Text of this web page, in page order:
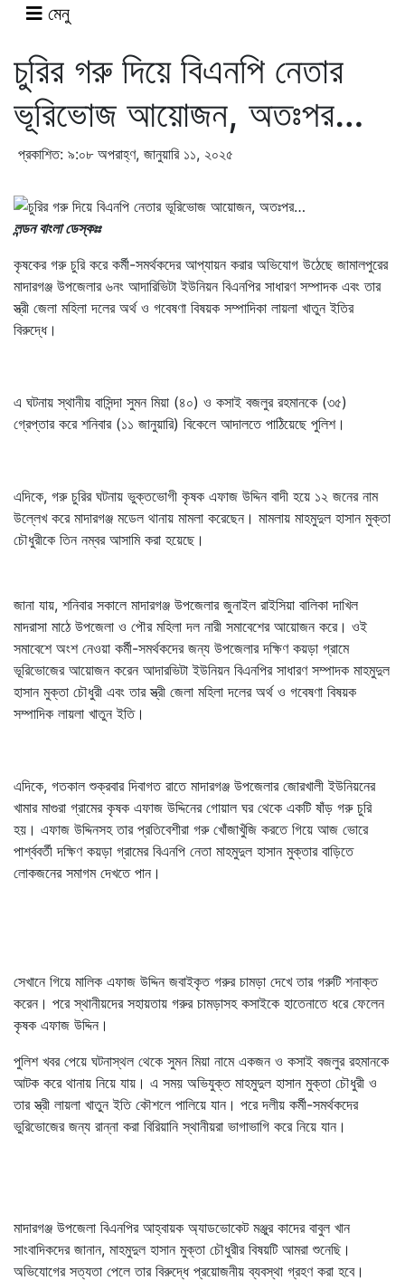
মেনু
চুরির গরু দিয়ে বিএনপি নেতার
ভূরিভোজ আয়োজন, অতঃপর…
প্রকাশিত: ৯:০৮ অপরাহ্ণ, জানুয়ারি ১১, ২০২৫
লন্ডন বাংলা ডেস্কঃঃ
কৃষকের গরু চুরি করে কর্মী-সমর্থকদের আপ্যায়ন করার অভিযোগ উঠেছে জামালপুরের
মাদারগঞ্জ উপজেলার ৬নং আদারিভিটা ইউনিয়ন বিএনপির সাধারণ সম্পাদক এবং তার
স্ত্রী জেলা মহিলা দলের অর্থ ও গবেষণা বিষয়ক সম্পাদিকা লায়লা খাতুন ইতির
বিরুদ্ধে।
এ ঘটনায় স্থানীয় বাসিন্দা সুমন মিয়া (৪০) ও কসাই বজলুর রহমানকে (৩৫)
গ্রেপ্তার করে শনিবার (১১ জানুয়ারি) বিকেলে আদালতে পাঠিয়েছে পুলিশ।
এদিকে, গরু চুরির ঘটনায় ভুক্তভোগী কৃষক এফাজ উদ্দিন বাদী হয়ে ১২ জনের নাম
উল্লেখ করে মাদারগঞ্জ মডেল থানায় মামলা করেছেন। মামলায় মাহমুদুল হাসান মুক্তা
চৌধুরীকে তিন নম্বর আসামি করা হয়েছে।
জানা যায়, শনিবার সকালে মাদারগঞ্জ উপজেলার জুনাইল রাইসিয়া বালিকা দাখিল
মাদরাসা মাঠে উপজেলা ও পৌর মহিলা দল নারী সমাবেশের আয়োজন করে। ওই
সমাবেশে অংশ নেওয়া কর্মী-সমর্থকদের জন্য উপজেলার দক্ষিণ কয়ড়া গ্রামে
ভূরিভোজের আয়োজন করেন আদারভিটা ইউনিয়ন বিএনপির সাধারণ সম্পাদক মাহমুদুল
হাসান মুক্তা চৌধুরী এবং তার স্ত্রী জেলা মহিলা দলের অর্থ ও গবেষণা বিষয়ক
সম্পাদিক লায়লা খাতুন ইতি।
এদিকে, গতকাল শুক্রবার দিবাগত রাতে মাদারগঞ্জ উপজেলার জোরখালী ইউনিয়নের
খামার মাগুরা গ্রামের কৃষক এফাজ উদ্দিনের গোয়াল ঘর থেকে একটি ষাঁড় গরু চুরি
হয়। এফাজ উদ্দিনসহ তার প্রতিবেশীরা গরু খোঁজাখুঁজি করতে গিয়ে আজ ভোরে
পার্শ্ববর্তী দক্ষিণ কয়ড়া গ্রামের বিএনপি নেতা মাহমুদুল হাসান মুক্তার বাড়িতে
লোকজনের সমাগম দেখতে পান।
সেখানে গিয়ে মালিক এফাজ উদ্দিন জবাইকৃত গরুর চামড়া দেখে তার গরুটি শনাক্ত
করেন। পরে স্থানীয়দের সহায়তায় গরুর চামড়াসহ কসাইকে হাতেনাতে ধরে ফেলেন
কৃষক এফাজ উদ্দিন।
পুলিশ খবর পেয়ে ঘটনাস্থল থেকে সুমন মিয়া নামে একজন ও কসাই বজলুর রহমানকে
আটক করে থানায় নিয়ে যায়। এ সময় অভিযুক্ত মাহমুদুল হাসান মুক্তা চৌধুরী ও
তার স্ত্রী লায়লা খাতুন ইতি কৌশলে পালিয়ে যান। পরে দলীয় কর্মী-সমর্থকদের
ভুরিভোজের জন্য রান্না করা বিরিয়ানি স্থানীয়রা ভাগাভাগি করে নিয়ে যান।
মাদারগঞ্জ উপজেলা বিএনপির আহ্বায়ক অ্যাডভোকেট মঞ্জুর কাদের বাবুল খান
সাংবাদিকদের জানান, মাহমুদুল হাসান মুক্তা চৌধুরীর বিষয়টি আমরা শুনেছি।
অভিযোগের সত্যতা পেলে তার বিরুদ্ধে প্রয়োজনীয় ব্যবস্থা গ্রহণ করা হবে।